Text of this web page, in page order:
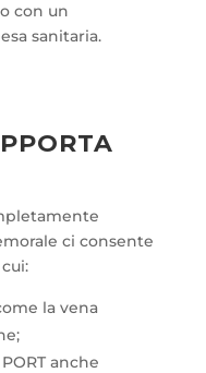
con un
sanitaria.
ci consente
la vena
anche